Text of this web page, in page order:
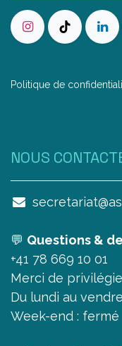
Politique de
NOUS
💬 Questions &
+41 78 669 10 01
Merci de
Du lundi au
Week-end : fermé